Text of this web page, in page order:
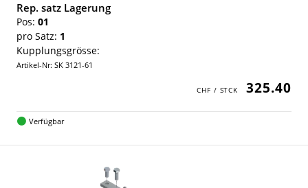
Rep. satz Lagerung
Pos: 01
pro Satz: 1
Kupplungsgrösse:
Artikel-Nr: SK 3121-61
325.40
Verfügbar